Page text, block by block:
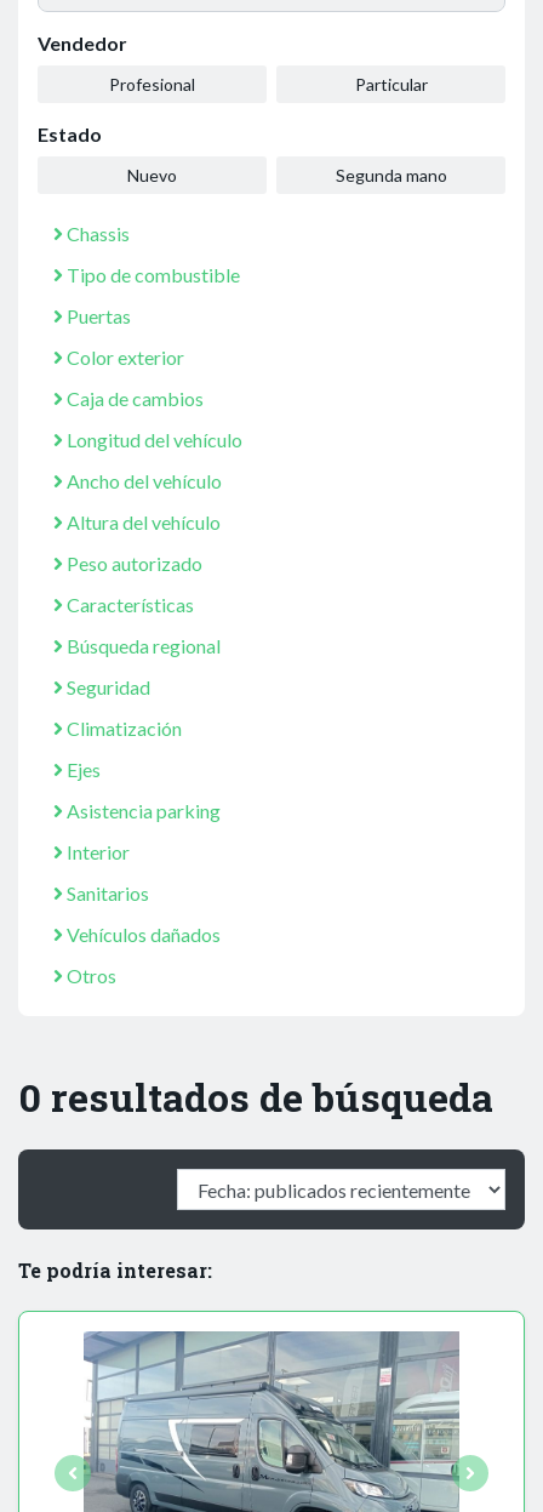
Vendedor
Profesional Particular
Estado
Nuevo Segunda mano
Chassis
Tipo de combustible
Puertas
Color exterior
Caja de cambios
Longitud del vehículo
Ancho del vehículo
Altura del vehículo
Peso autorizado
Características
Búsqueda regional
Seguridad
Climatización
Ejes
Asistencia parking
Interior
Sanitarios
Vehículos dañados
Otros
0 resultados de búsqueda
Te podría interesar: